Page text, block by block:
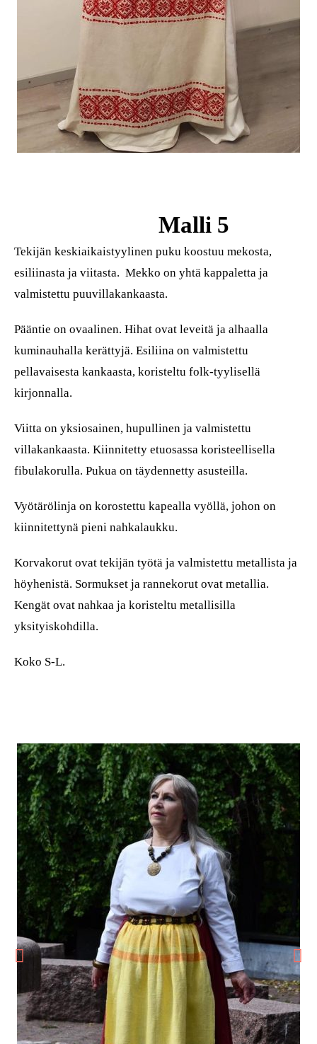
Malli 5
Tekijän keskiaikaistyylinen puku koostuu mekosta,
esiliinasta ja viitasta. Mekko on yhtä kappaletta ja
valmistettu puuvillakankaasta.
Pääntie on ovaalinen. Hihat ovat leveitä ja alhaalla
kuminauhalla kerättyjä. Esiliina on valmistettu
pellavaisesta kankaasta, koristeltu folk-tyylisellä
kirjonnalla.
Viitta on yksiosainen, hupullinen ja valmistettu
villakankaasta. Kiinnitetty etuosassa koristeellisella
fibulakorulla. Pukua on täydennetty asusteilla.
Vyötärölinja on korostettu kapealla vyöllä, johon on
kiinnitettynä pieni nahkalaukku.
Korvakorut ovat tekijän työtä ja valmistettu metallista ja
höyhenistä. Sormukset ja rannekorut ovat metallia.
Kengät ovat nahkaa ja koristeltu metallisilla
yksityiskohdilla.
Koko S-L.